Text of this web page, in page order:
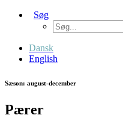
Søg
Dansk
English
Sæson: august-december
Pærer